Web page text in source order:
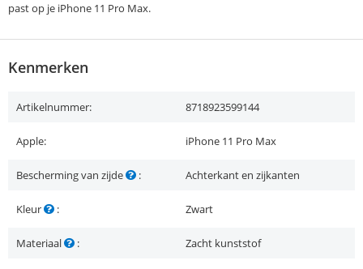
past op je iPhone 11 Pro Max.
Kenmerken
Artikelnummer: 8718923599144
Apple: iPhone 11 Pro Max
Bescherming van zijde : Achterkant en zijkanten
Kleur : Zwart
Materiaal : Zacht kunststof